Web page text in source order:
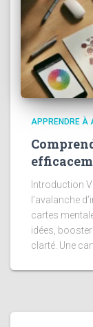
APPRENDRE À
Introduction
l’avalanche
cartes
idées,
clarté. Une